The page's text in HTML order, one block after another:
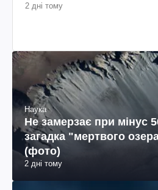
2 дні тому
Наука
Не замерзає при мінус
загадка "мертвого
(фото)
2 дні тому